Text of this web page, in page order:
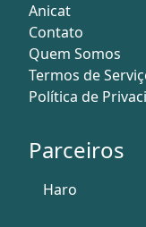
Anicat
Contato
Quem Somos
Termos de
Política de
Parceiros
Haro